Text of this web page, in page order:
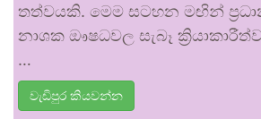
තත්වයකි. මෙම සටහන මඟින්
නාශක ඖෂධවල සැබෑ
…
වැඩිපුර කියවන්න